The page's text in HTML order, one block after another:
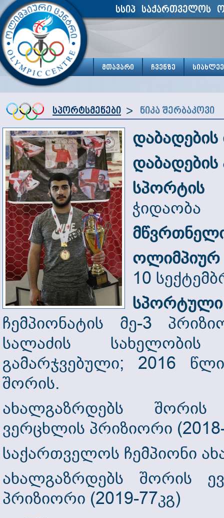
სსიპ საქართველოს
მთავარი ჩვენზე
სპორტსმენები > ნიკა შერბაკოვი
სპორტის
ჭიდაობა
10
ჩემპიონატის მე-3
სალაძის
გამარჯვებული; 2016
შორის.
ახალგაზრდებს შორის
ვერცხლის პრიზიორი
საქართველოს ჩემპიონი
ახალგაზრდებს შორის
პრიზიორი (2019-77კგ)